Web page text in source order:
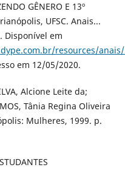
GÊNERO E 13º
UFSC. Anais...
Disponível em
resources/anais/
em 12/05/2020.
Alcione Leite da;
Tânia Regina Oliveira
Mulheres, 1999. p.